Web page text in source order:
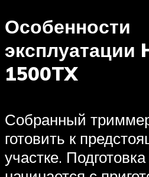
Особенности
эксплуатации
1500TX
Собранный
готовить к
участке.